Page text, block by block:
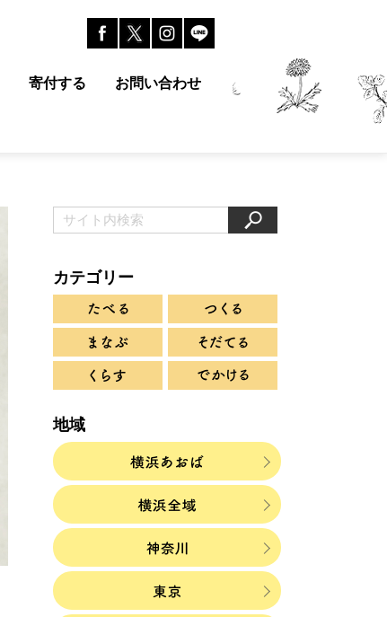
寄付する お問い合わせ
カテゴリー
地域